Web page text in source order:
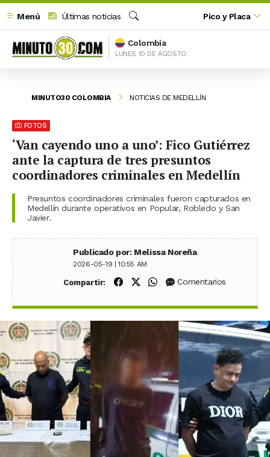
Menú
Últimas noticias
Buscar
Pico y Placa
Colombia
LUNES 10 DE AGOSTO
MINUTO30 COLOMBIA NOTICIAS DE MEDELLÍN
FOTOS
‘Van cayendo uno a uno’: Fico Gutiérrez
ante la captura de tres presuntos
coordinadores criminales en Medellín
Presuntos coordinadores criminales fueron capturados en
Medellín durante operativos en Popular, Robledo y San
Javier.
Publicado por: Melissa Noreña
2026-05-19 | 10:55 AM
Compartir: Compartir en Facebook
Compartir en X (Twitter)
Compartir en WhatsApp
Comentarios